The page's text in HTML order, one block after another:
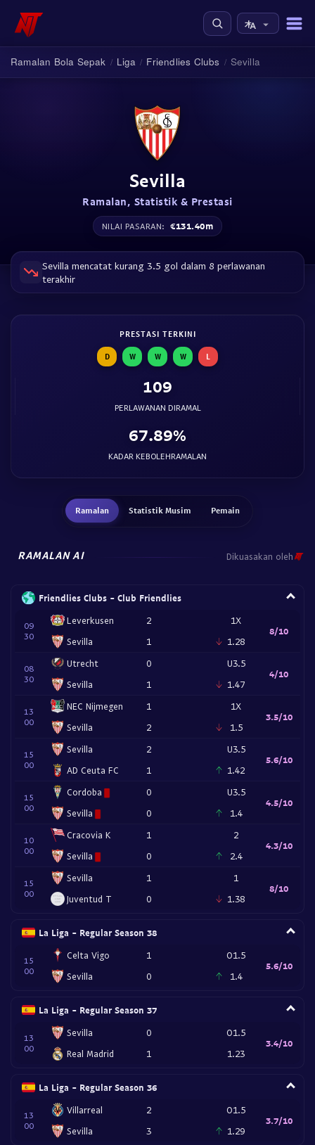
Ramalan Bola Sepak / Liga / Friendlies Clubs / Sevilla
Sevilla
Ramalan, Statistik & Prestasi
NILAI PASARAN: €131.40m
Sevilla mencatat kurang 3.5 gol dalam 8 perlawanan
terakhir
PRESTASI TERKINI
D W W W L
109
PERLAWANAN DIRAMAL
67.89%
KADAR KEBOLEHRAMALAN
Ramalan Statistik Musim Pemain
RAMALAN AI Dikuasakan oleh
Friendlies Clubs - Club Friendlies
09
30
Leverkusen
Sevilla
2
1
1X
1.28
8/10
08
30
Utrecht
Sevilla
0
1
U3.5
1.47
4/10
13
00
NEC Nijmegen
Sevilla
1
2
1X
1.5
3.5/10
15
00
Sevilla
AD Ceuta FC
2
1
U3.5
1.42
5.6/10
15
00
Cordoba
Sevilla
0
0
U3.5
1.4
4.5/10
10
00
Cracovia K
Sevilla
1
0
2
2.4
4.3/10
15
00
Sevilla
Juventud T
1
0
1
1.38
8/10
La Liga - Regular Season 38
15
00
Celta Vigo
Sevilla
1
0
O1.5
1.4
5.6/10
La Liga - Regular Season 37
13
00
Sevilla
Real Madrid
0
1
O1.5
1.23
3.4/10
La Liga - Regular Season 36
13
00
Villarreal
Sevilla
2
3
O1.5
1.29
3.7/10